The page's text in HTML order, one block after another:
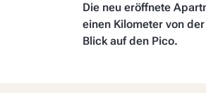
Die neu eröffnete
einen Kilometer von
Blick auf den Pico.